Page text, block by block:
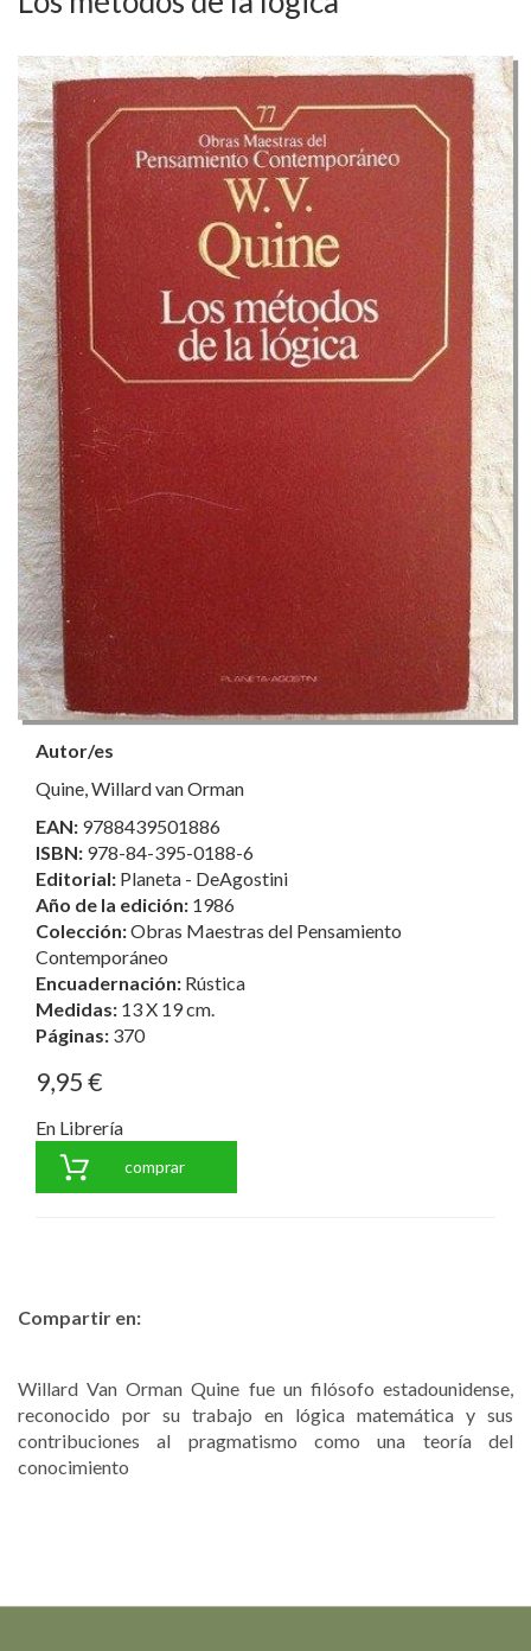
Autor/es
Quine, Willard van Orman
EAN: 9788439501886
ISBN: 978-84-395-0188-6
Editorial: Planeta - DeAgostini
Año de la edición: 1986
Colección:Obras Maestras del Pensamiento
Contemporáneo
Encuadernación: Rústica
Medidas: 13 X 19 cm.
Páginas: 370
9,95 €
En Librería
comprar
Compartir en:
Willard Van Orman Quine fue un filósofo estadounidense,
reconocido por su trabajo en lógica matemática y sus
contribuciones al pragmatismo como una teoría del
conocimiento